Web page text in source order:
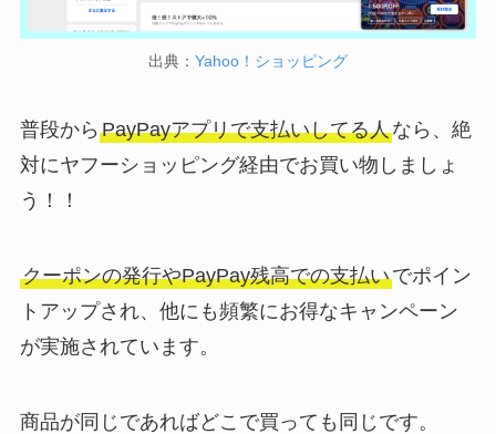
出典： Yahoo！ショッピング
普段から PayPayアプリで支払いしてる人なら、絶
対にヤフーショッピング経由でお買い物しましょ
う！！
クーポンの発行やPayPay残高での支払いでポイン
トアップされ、他にも頻繁にお得なキャンペーン
が実施されています。
商品が同じであればどこで買っても同じです。